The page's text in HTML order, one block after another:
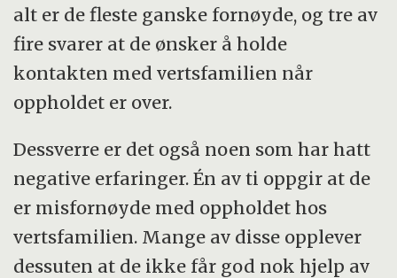
alt er de fleste ganske fornøyde, og tre av
fire svarer at de ønsker å holde
kontakten med vertsfamilien når
oppholdet er over.
Dessverre er det også noen som har hatt
negative erfaringer. Én av ti oppgir at de
er misfornøyde med oppholdet hos
vertsfamilien. Mange av disse opplever
dessuten at de ikke får god nok hjelp av